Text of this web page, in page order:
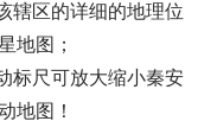
辖区的详细的地理位
地图；
标尺可放大缩小秦安
地图！